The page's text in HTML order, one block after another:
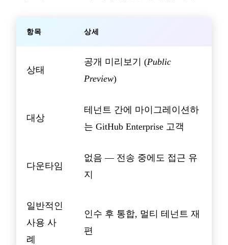
항목 상세
상태
공개 미리보기 (Public
Preview)
대상
테넌트 간에 마이그레이션하
는 GitHub Enterprise 고객
다운타임
없음 — 전송 중에도 접근 유
지
일반적인
사용 사
례
인수 후 통합, 멀티 테넌트 재
편